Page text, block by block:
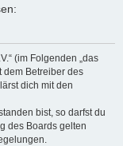
(im Folgenden „das
dem Betreiber des
dich mit den
bist, so darfst du
des Boards gelten